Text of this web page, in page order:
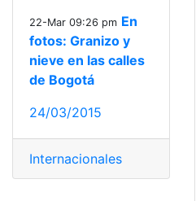
22-Mar 09:26 pm En
fotos: Granizo y
nieve en las calles
de Bogotá
24/03/2015
Internacionales